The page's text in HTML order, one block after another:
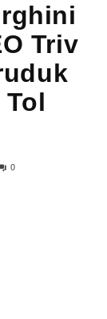
Triv
0